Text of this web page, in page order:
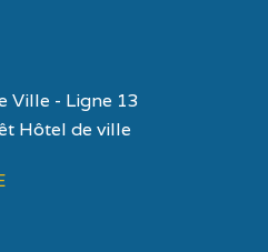
Ville - Ligne 13
Hôtel de ville